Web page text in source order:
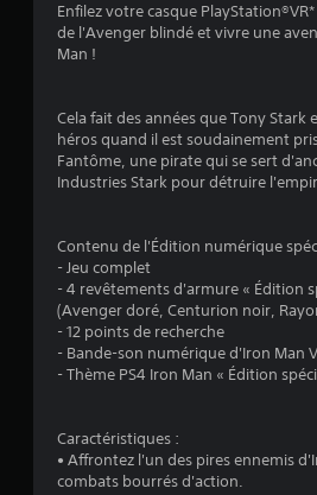
Enfilez votre casque
de l'Avenger blindé et vivre une
Man !
Cela fait des années que Tony Stark
héros quand il est soudainement
Fantôme, une pirate qui se sert
Industries Stark pour détruire
Contenu de l'Édition numérique
- Jeu complet
- 4 revêtements d'armure « Édition
(Avenger doré, Centurion noir,
- 12 points de recherche
- Bande-son numérique d'Iron Man
- Thème PS4 Iron Man « Édition
Caractéristiques :
• Affrontez l'un des pires ennemis
combats bourrés d'action.